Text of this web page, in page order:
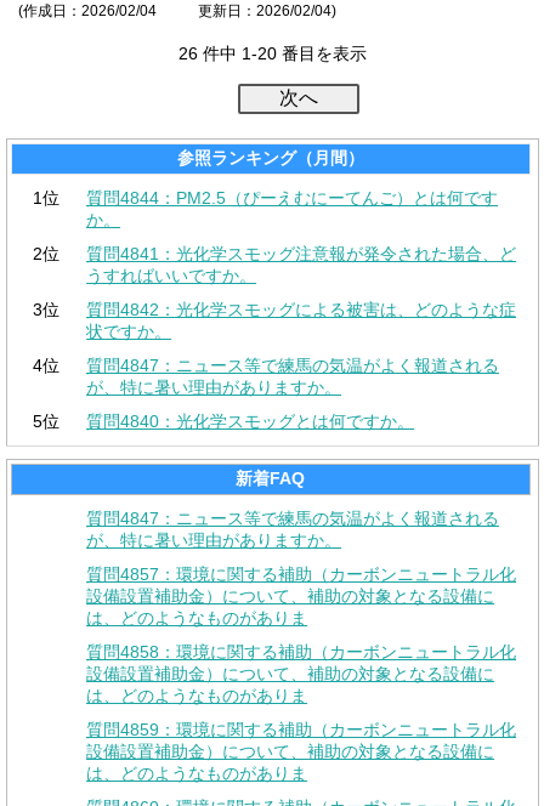
(作成日：2026/02/04 更新日：2026/02/04)
26 件中 1-20 番目を表示
参照ランキング（月間）
1位
質問4844：PM2.5（ぴーえむにーてんご）とは何です
か。
2位
質問4841：光化学スモッグ注意報が発令された場合、ど
うすればいいですか。
3位
質問4842：光化学スモッグによる被害は、どのような症
状ですか。
4位
質問4847：ニュース等で練馬の気温がよく報道される
が、特に暑い理由がありますか。
5位
質問4840：光化学スモッグとは何ですか。
新着FAQ
質問4847：ニュース等で練馬の気温がよく報道される
が、特に暑い理由がありますか。
質問4857：環境に関する補助（カーボンニュートラル化
設備設置補助金）について、補助の対象となる設備に
は、どのようなものがありま
質問4858：環境に関する補助（カーボンニュートラル化
設備設置補助金）について、補助の対象となる設備に
は、どのようなものがありま
質問4859：環境に関する補助（カーボンニュートラル化
設備設置補助金）について、補助の対象となる設備に
は、どのようなものがありま